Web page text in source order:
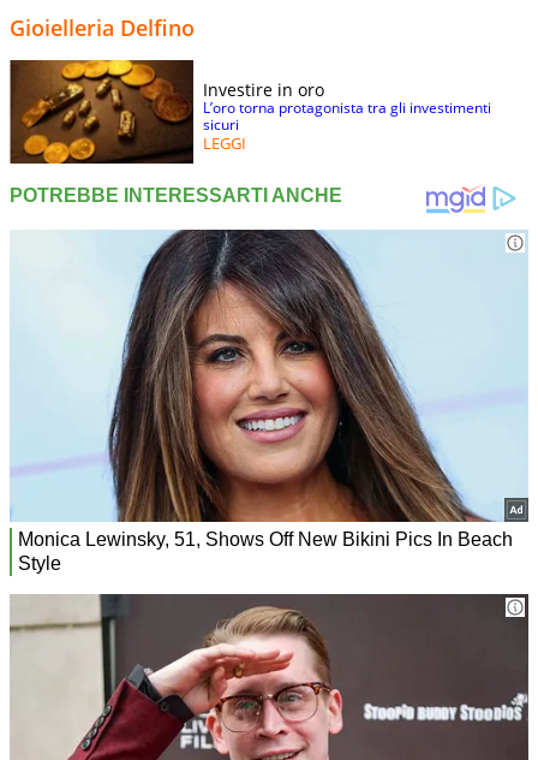
Gioielleria Delfino
Investire in oro
L’oro torna protagonista tra gli investimenti
sicuri
LEGGI